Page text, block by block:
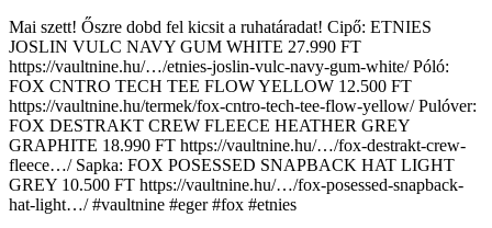
Mai szett! Őszre dobd fel kicsit a ruhatáradat! Cipő: ETNIES
JOSLIN VULC NAVY GUM WHITE 27.990 FT
https://vaultnine.hu/…/etnies-joslin-vulc-navy-gum-white/ Póló:
FOX CNTRO TECH TEE FLOW YELLOW 12.500 FT
https://vaultnine.hu/termek/fox-cntro-tech-tee-flow-yellow/ Pulóver:
FOX DESTRAKT CREW FLEECE HEATHER GREY
GRAPHITE 18.990 FT https://vaultnine.hu/…/fox-destrakt-crew-
fleece…/ Sapka: FOX POSESSED SNAPBACK HAT LIGHT
GREY 10.500 FT https://vaultnine.hu/…/fox-posessed-snapback-
hat-light…/ #vaultnine #eger #fox #etnies